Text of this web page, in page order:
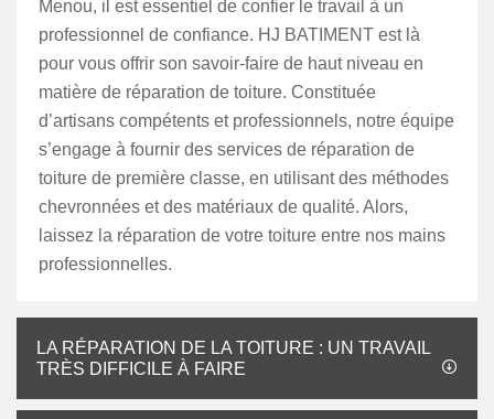
Menou, il est essentiel de confier le travail à un
professionnel de confiance. HJ BATIMENT est là
pour vous offrir son savoir-faire de haut niveau en
matière de réparation de toiture. Constituée
d’artisans compétents et professionnels, notre équipe
s’engage à fournir des services de réparation de
toiture de première classe, en utilisant des méthodes
chevronnées et des matériaux de qualité. Alors,
laissez la réparation de votre toiture entre nos mains
professionnelles.
LA RÉPARATION DE LA TOITURE : UN TRAVAIL
TRÈS DIFFICILE À FAIRE